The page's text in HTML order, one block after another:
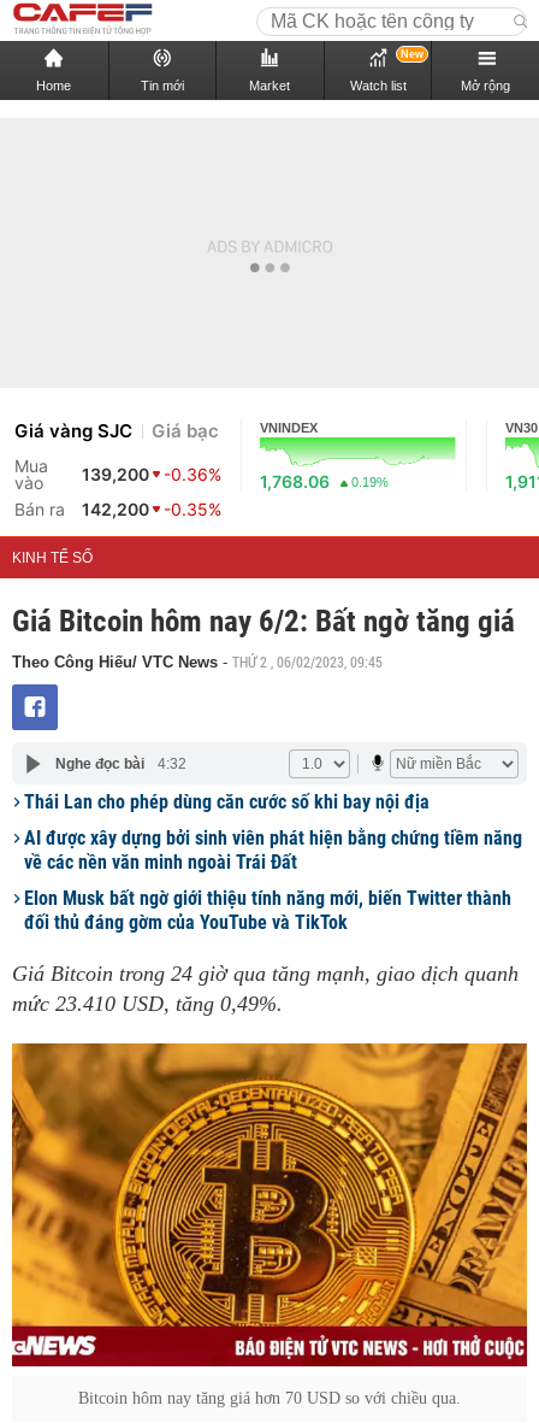
Home Tin mới Market Watch list
New
Mở rộng
Giá vàng SJC Giá bạc
Mua
vào
139,200
-0.36%
Bán ra
142,200 -0.35%
VNINDEX
1,768.06 0.19%
VN30
KINH TẾ SỐ
Giá Bitcoin hôm nay 6/2: Bất ngờ tăng giá
Theo Công Hiếu/ VTC News - THỨ 2 , 06/02/2023, 09:45
Nghe đọc bài 4:32
Thái Lan cho phép dùng căn cước số khi bay nội địa
AI được xây dựng bởi sinh viên phát hiện bằng chứng tiềm năng
về các nền văn minh ngoài Trái Đất
Elon Musk bất ngờ giới thiệu tính năng mới, biến Twitter thành
đối thủ đáng gờm của YouTube và TikTok
Giá Bitcoin trong 24 giờ qua tăng mạnh, giao dịch quanh
mức 23.410 USD, tăng 0,49%.
Bitcoin hôm nay tăng giá hơn 70 USD so với chiều qua.